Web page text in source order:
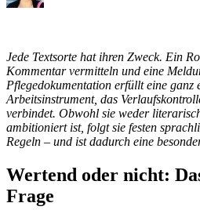
Jede Textsorte hat ihren Zweck. Ein
Kommentar vermitteln und eine
Pflegedokumentation erfüllt eine ganz
Arbeitsinstrument, das
verbindet. Obwohl sie weder
ambitioniert ist, folgt sie festen
Regeln – und ist dadurch eine
Wertend oder nicht:
Frage